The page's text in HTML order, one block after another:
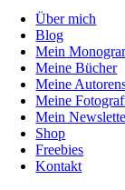
Über mich
Blog
Mein
Meine Bücher
Meine
Meine
Mein
Shop
Freebies
Kontakt